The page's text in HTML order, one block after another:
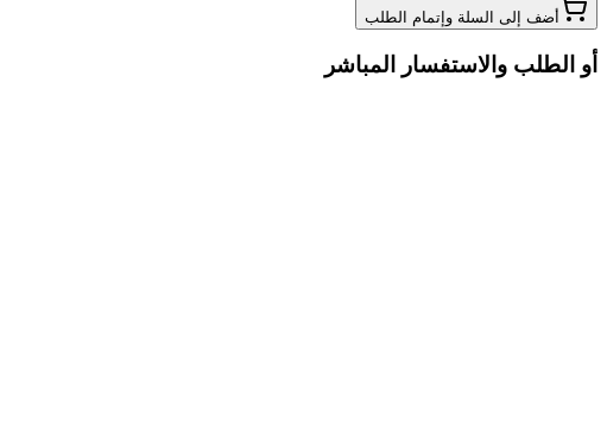
أضف إلى السلة وإتمام الطلب
أو الطلب والاستفسار المباشر